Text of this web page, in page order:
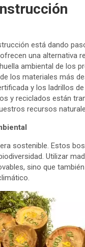
está dando
una alternativa
ambiental de los
los materiales más
y los ladrillos
y reciclados están
recursos
sostenible. Estos
Utilizar
sino que